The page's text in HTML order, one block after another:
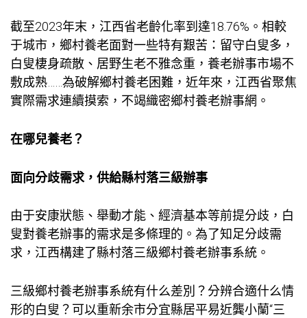
截至2023年末，江西省老齡化率到達18.76%。相較
于城市，鄉村養老面對一些特有艱苦：留守白叟多，
白叟棲身疏散、居野生老不雅念重，養老辦事市場不
敷成熟……為破解鄉村養老困難，近年來，江西省聚焦
實際需求連續摸索，不竭織密鄉村養老辦事網。
在哪兒養老？
面向分歧需求，供給縣村落三級辦事
由于安康狀態、舉動才能、經濟基本等前提分歧，白
叟對養老辦事的需求是多條理的。為了知足分歧需
求，江西構建了縣村落三級鄉村養老辦事系統。
三級鄉村養老辦事系統有什么差別？分辨合適什么情
形的白叟？可以重新余市分宜縣居平易近龔小蘭“三